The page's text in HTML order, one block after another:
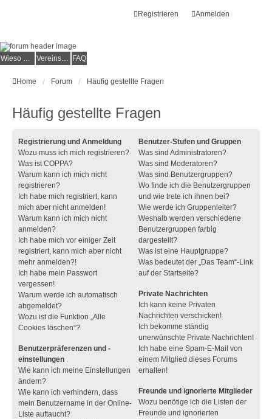
Anmelden
Registrieren
Wieso der e.V.? Vereinsmitglied werden FAQ
Home Forum Häufig gestellte Fragen
Häufig gestellte Fragen
Registrierung und Anmeldung
Wozu muss ich mich registrieren?
Was ist COPPA?
Warum kann ich mich nicht
registrieren?
Ich habe mich registriert, kann
mich aber nicht anmelden!
Warum kann ich mich nicht
anmelden?
Ich habe mich vor einiger Zeit
registriert, kann mich aber nicht
mehr anmelden?!
Ich habe mein Passwort
vergessen!
Warum werde ich automatisch
abgemeldet?
Wozu ist die Funktion „Alle
Cookies löschen“?
Benutzerpräferenzen und -
einstellungen
Wie kann ich meine Einstellungen
ändern?
Wie kann ich verhindern, dass
mein Benutzername in der Online-
Liste auftaucht?
Benutzer-Stufen und Gruppen
Was sind Administratoren?
Was sind Moderatoren?
Was sind Benutzergruppen?
Wo finde ich die Benutzergruppen
und wie trete ich ihnen bei?
Wie werde ich Gruppenleiter?
Weshalb werden verschiedene
Benutzergruppen farbig
dargestellt?
Was ist eine Hauptgruppe?
Was bedeutet der „Das Team“-Link
auf der Startseite?
Private Nachrichten
Ich kann keine Privaten
Nachrichten verschicken!
Ich bekomme ständig
unerwünschte Private Nachrichten!
Ich habe eine Spam-E-Mail von
einem Mitglied dieses Forums
erhalten!
Freunde und ignorierte Mitglieder
Wozu benötige ich die Listen der
Freunde und ignorierten